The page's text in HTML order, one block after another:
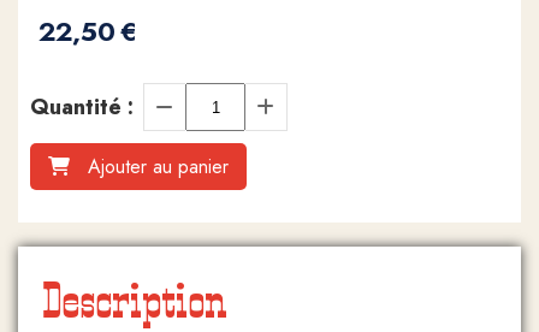
22,50€
Quantité :
Ajouter au panier
Description